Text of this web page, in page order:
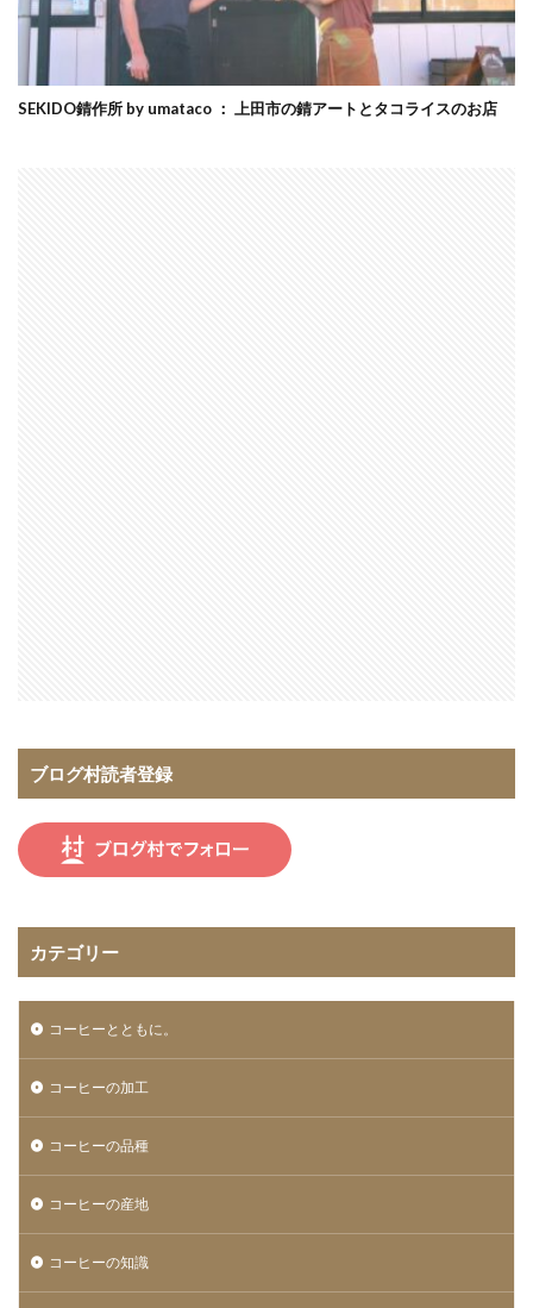
SEKIDO錆作所 by umataco ： 上田市の錆アートとタコライスのお店
ブログ村読者登録
カテゴリー
コーヒーとともに。
コーヒーの加工
コーヒーの品種
コーヒーの産地
コーヒーの知識